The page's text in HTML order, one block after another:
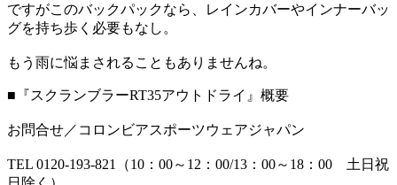
ですがこのバックパックなら、レインカバーやインナーバッ
グを持ち歩く必要もなし。
もう雨に悩まされることもありませんね。
■『スクランブラーRT35アウトドライ』概要
お問合せ／コロンビアスポーツウェアジャパン
TEL 0120-193-821（10：00～12：00/13：00～18：00 土日祝